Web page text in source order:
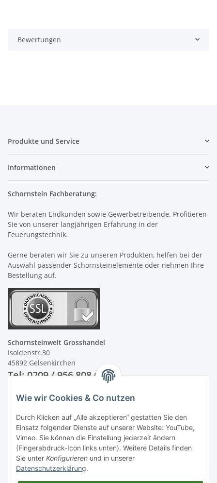
Bewertungen
Produkte und Service
Informationen
Schornstein Fachberatung:
Wir beraten Endkunden sowie Gewerbetreibende. Profitieren
Sie von unserer langjährigen Erfahrung in der
Feuerungstechnik.
Gerne beraten wir Sie zu unseren Produkten, helfen bei der
Auswahl passender Schornsteinelemente oder nehmen Ihre
Bestellung auf.
Schornsteinwelt Grosshandel
Isoldenstr.30
45892 Gelsenkirchen
Tel: 0209 / 956 808 60
Unsere Zahlungsarten
Wie wir Cookies & Co nutzen
Durch Klicken auf „Alle akzeptieren“ gestatten Sie den
Einsatz folgender Dienste auf unserer Website: YouTube,
Vimeo. Sie können die Einstellung jederzeit ändern
(Fingerabdruck-Icon links unten). Weitere Details finden
Sie unter Konfigurieren und in unserer
Datenschutzerklärung.